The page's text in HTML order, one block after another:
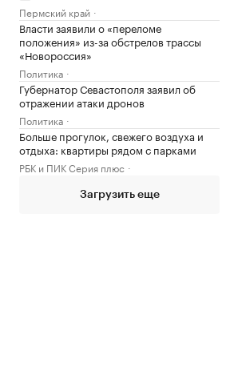
Пермский край
Власти заявили о «переломе
положения» из-за обстрелов трассы
«Новороссия»
Политика
Губернатор Севастополя заявил об
отражении атаки дронов
Политика
Больше прогулок, свежего воздуха и
отдыха: квартиры рядом с парками
РБК и ПИК Серия плюс
Загрузить еще